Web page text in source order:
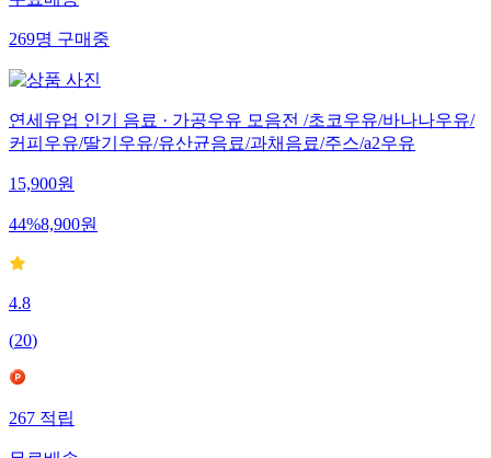
무료배송
269명구매중
연세유업 인기 음료 · 가공우유 모음전 /초코우유/바나나우유/
커피우유/딸기우유/유산균음료/과채음료/주스/a2우유
15,900원
44%8,900원
4.8
(20)
267적립